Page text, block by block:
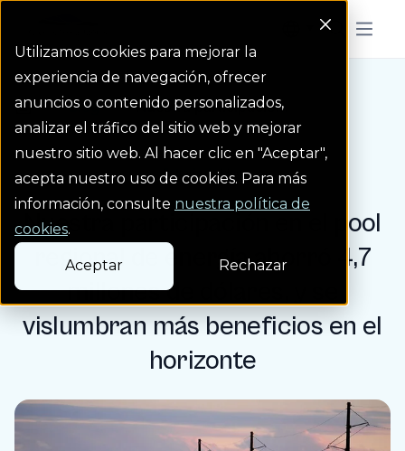
Utilizamos cookies para mejorar la
experiencia de navegación, ofrecer
anuncios o contenido personalizados,
analizar el tráfico del sitio web y mejorar
nuestro sitio web. Al hacer clic en "Aceptar",
acepta nuestro uso de cookies. Para más
información, consulte nuestra política de
cookies.
Aceptar Rechazar
Menu
Homepage Link
Blog Nuestra participació...
Entrada de blog
Nuestra participación en el pool
regional de energía ahorró 4,7
millones de dólares, y se
vislumbran más beneficios en el
horizonte